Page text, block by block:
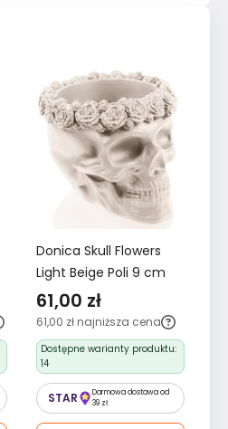
Donica Skull Flowers
Light Beige Poli 9 cm
61,00 zł
61,00 zł najniższa cena
Dostępne warianty produktu:
14
STAR
Darmowa dostawa od
39 zł